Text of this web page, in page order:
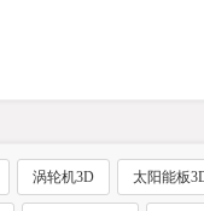
涡轮机3D 太阳能板